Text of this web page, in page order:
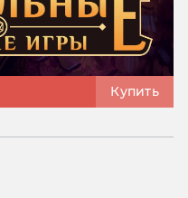
Купить